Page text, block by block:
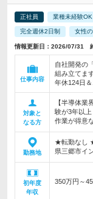
正社員 業種未経験OK
完全週休2日制 女性
情報更新日：2026/07/31
仕事内容
自社開発の
組み立てま
年休124日
対象と
なる方
【半導体
験が3年以
作業が得意
勤務地
★転勤なし
県三郷市イ
初年度
年収
350万円～